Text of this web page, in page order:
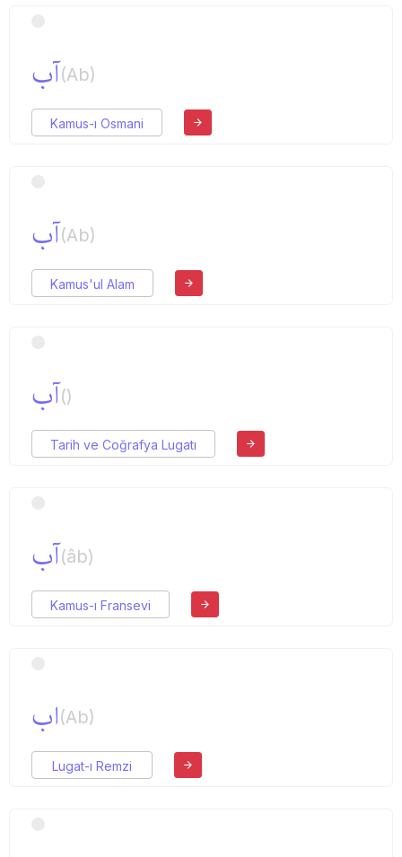
آب(Ab)
Kamus-ı Osmani
آب(Ab)
Kamus'ul Alam
آب()
Tarih ve Coğrafya Lugatı
آب(âb)
Kamus-ı Fransevi
اب(Ab)
Lugat-ı Remzi